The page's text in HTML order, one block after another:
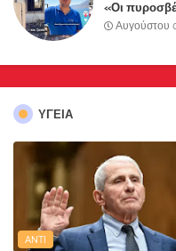
«Οι
κατοίκους»
Αυγούστου
ΥΓΕΙΑ
ANTI